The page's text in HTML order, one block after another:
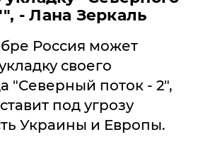
- Лана Зеркаль
Россия может
своего
"Северный поток - 2",
под угрозу
Украины и Европы.